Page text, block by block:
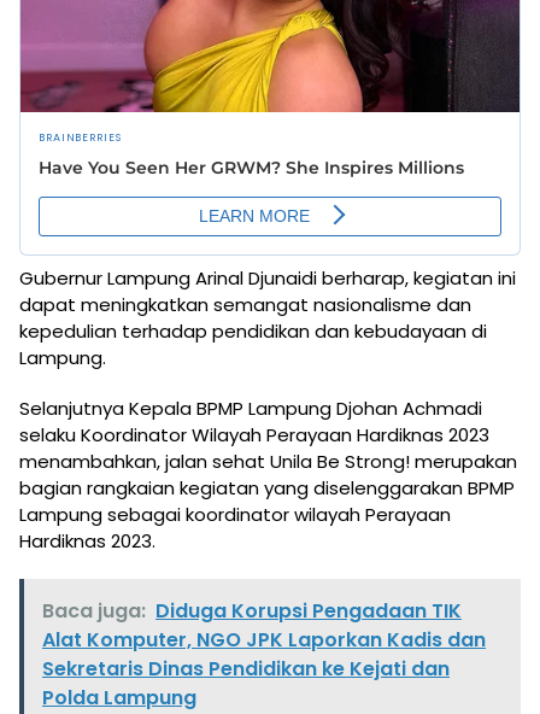
Gubernur Lampung Arinal Djunaidi berharap, kegiatan ini
dapat meningkatkan semangat nasionalisme dan
kepedulian terhadap pendidikan dan kebudayaan di
Lampung.
Selanjutnya Kepala BPMP Lampung Djohan Achmadi
selaku Koordinator Wilayah Perayaan Hardiknas 2023
menambahkan, jalan sehat Unila Be Strong! merupakan
bagian rangkaian kegiatan yang diselenggarakan BPMP
Lampung sebagai koordinator wilayah Perayaan
Hardiknas 2023.
Baca juga: Diduga Korupsi Pengadaan TIK
Alat Komputer, NGO JPK Laporkan Kadis dan
Sekretaris Dinas Pendidikan ke Kejati dan
Polda Lampung